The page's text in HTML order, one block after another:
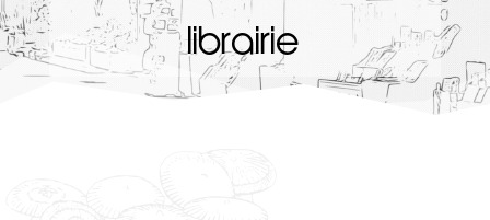
librairie